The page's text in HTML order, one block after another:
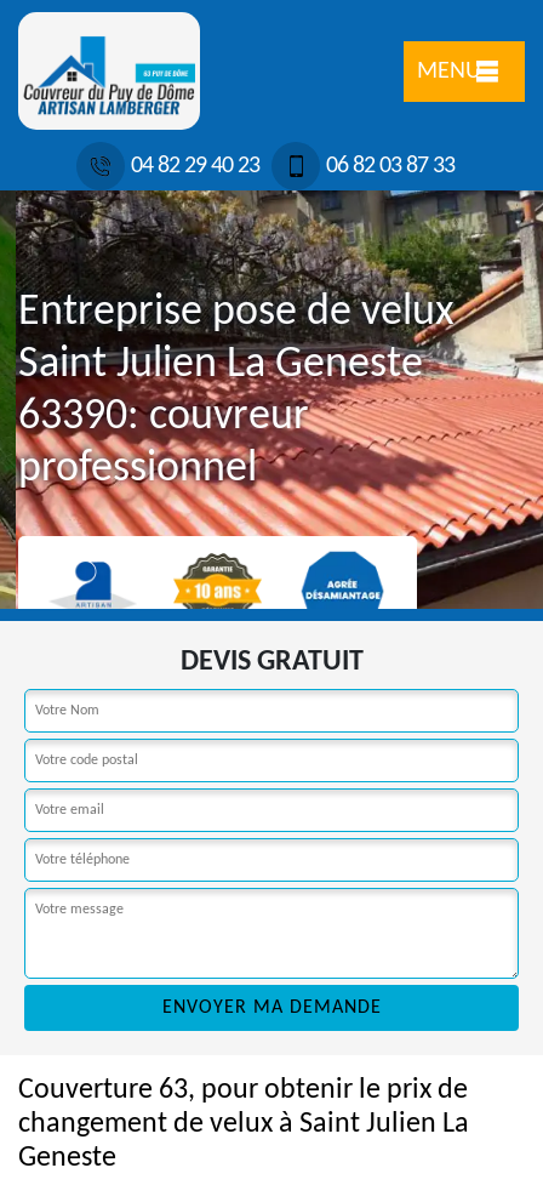
MENU
04 82 29 40 23 06 82 03 87 33
Entreprise pose de velux
Saint Julien La Geneste
63390: couvreur
professionnel
DEVIS GRATUIT
Couverture 63, pour obtenir le prix de
changement de velux à Saint Julien La
Geneste